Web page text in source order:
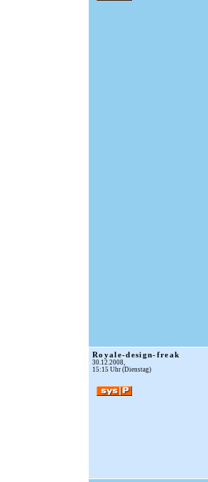
Royale-design-freak
30.12.2008,
15:15 Uhr (Dienstag)